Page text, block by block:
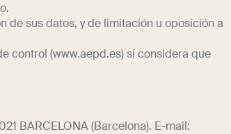
sus datos, y de limitación u oposición a
control (www.aepd.es) si considera que
BARCELONA (Barcelona). E-mail: